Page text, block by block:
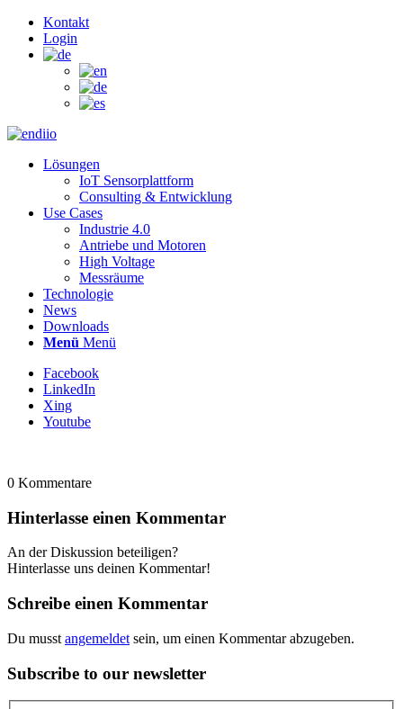
Kontakt
Login
Lösungen
IoT Sensorplattform
Consulting & Entwicklung
Use Cases
Industrie 4.0
Antriebe und Motoren
High Voltage
Messräume
Technologie
News
Downloads
Menü Menü
Facebook
LinkedIn
Xing
Youtube
0 Kommentare
Hinterlasse einen Kommentar
An der Diskussion beteiligen?
Hinterlasse uns deinen Kommentar!
Schreibe einen Kommentar
Du musst angemeldet sein, um einen Kommentar abzugeben.
Subscribe to our newsletter